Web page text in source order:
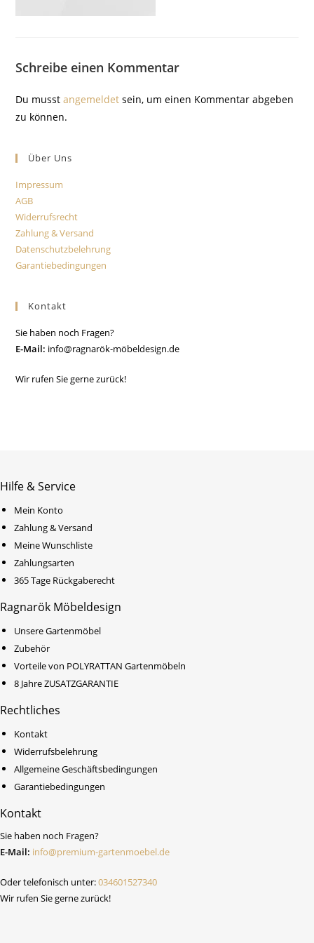
Schreibe einen Kommentar
Du musstangemeldet sein, um einen Kommentar abgeben
zu können.
Über Uns
Impressum
AGB
Widerrufsrecht
Zahlung & Versand
Datenschutzbelehrung
Garantiebedingungen
Kontakt
Sie haben noch Fragen?
E-Mail: info@ragnarök-möbeldesign.de
Wir rufen Sie gerne zurück!
Hilfe & Service
Mein Konto
Zahlung & Versand
Meine Wunschliste
Zahlungsarten
365 Tage Rückgaberecht
Ragnarök Möbeldesign
Unsere Gartenmöbel
Zubehör
Vorteile von POLYRATTAN Gartenmöbeln
8 Jahre ZUSATZGARANTIE
Rechtliches
Kontakt
Widerrufsbelehrung
Allgemeine Geschäftsbedingungen
Garantiebedingungen
Kontakt
Sie haben noch Fragen?
E-Mail: info@premium-gartenmoebel.de
Oder telefonisch unter:034601527340
Wir rufen Sie gerne zurück!